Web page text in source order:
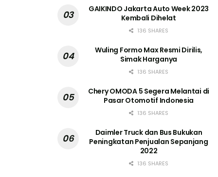
GAIKINDO Jakarta Auto Week 2023
Kembali Dihelat
136 SHARES
Wuling Formo Max Resmi Dirilis,
Simak Harganya
136 SHARES
Chery OMODA 5 Segera Melantai di
Pasar Otomotif Indonesia
136 SHARES
Daimler Truck dan Bus Bukukan
Peningkatan Penjualan Sepanjang
2022
136 SHARES